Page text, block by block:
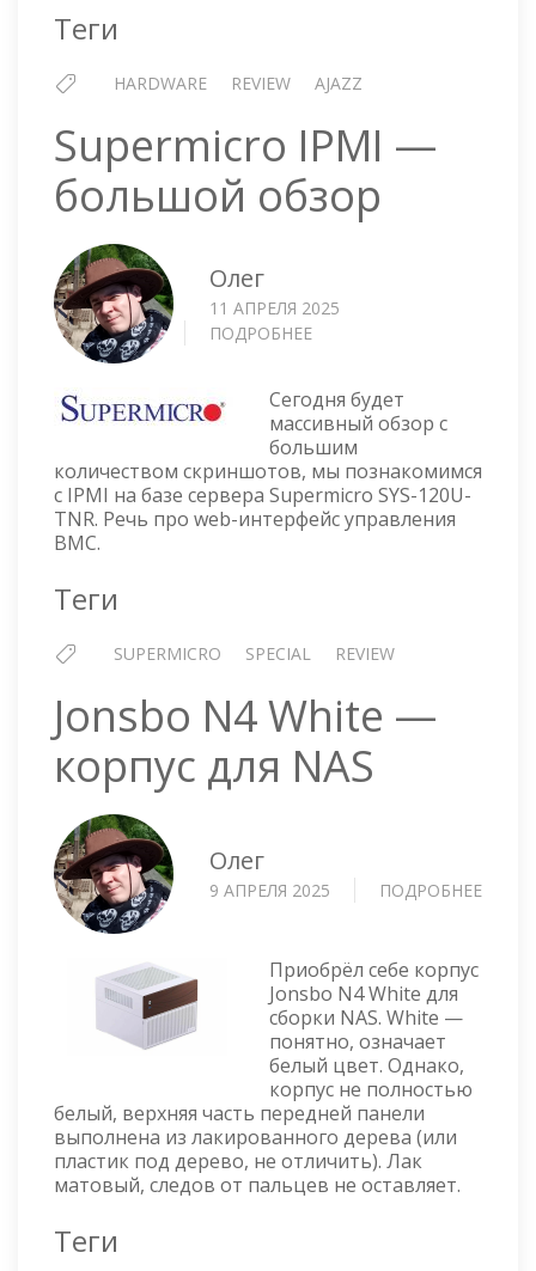
Теги
HARDWARE REVIEW AJAZZ
Supermicro IPMI —
большой обзор
Олег
11 АПРЕЛЯ 2025
ПОДРОБНЕЕ
—
БОЛЬШОЙ
ОБЗОР
Сегодня будет
массивный обзор с
большим
количеством скриншотов, мы познакомимся
с IPMI на базе сервера Supermicro SYS-120U-
TNR. Речь про web-интерфейс управления
BMC.
Теги
SUPERMICRO SPECIAL REVIEW
Jonsbo N4 White —
корпус для NAS
Олег
9 АПРЕЛЯ 2025 ПОДРОБНЕЕ
Приобрёл себе корпус
Jonsbo N4 White для
сборки NAS. White —
понятно, означает
белый цвет. Однако,
корпус не полностью
белый, верхняя часть передней панели
выполнена из лакированного дерева (или
пластик под дерево, не отличить). Лак
матовый, следов от пальцев не оставляет.
Теги